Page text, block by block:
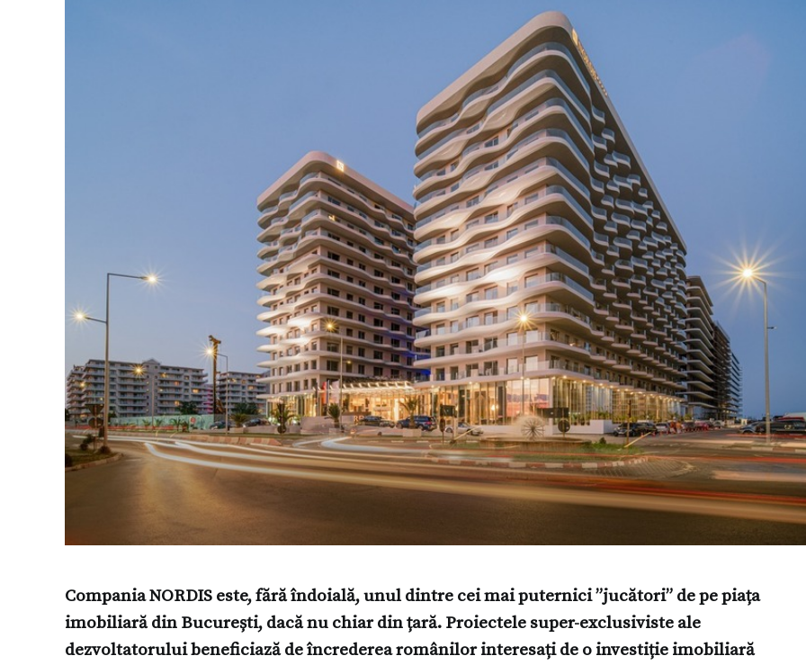
Compania NORDIS este, fără îndoială, unul dintre cei mai puternici ”jucători” de pe piața
imobiliară din București, dacă nu chiar din țară. Proiectele super-exclusiviste ale
dezvoltatorului beneficiază de încrederea românilor interesați de o investiție imobiliară